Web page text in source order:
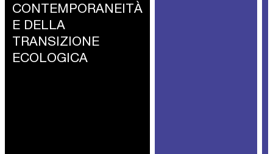
CONTEMPORANEITÀ
E DELLA
TRANSIZIONE
ECOLOGICA